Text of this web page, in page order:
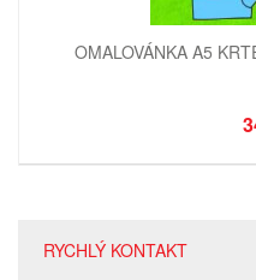
OMALOVÁNKA A5
RYCHLÝ KONTAKT